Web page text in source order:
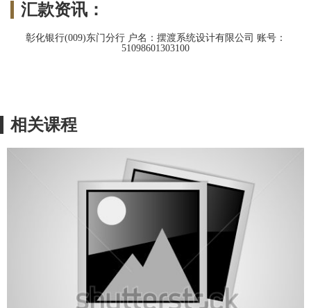
汇款资讯：
彰化银行(009)东门分行 户名：摆渡系统设计有限公司 账号：
51098601303100
相关课程